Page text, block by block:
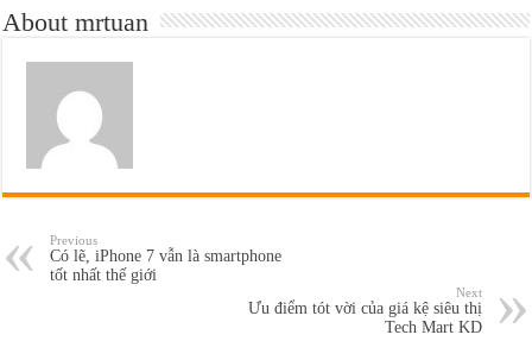
About mrtuan
Previous
Có lẽ, iPhone 7 vẫn là smartphone
tốt nhất thế giới
Next
Ưu điểm tót vời của giá kệ siêu thị
Tech Mart KD